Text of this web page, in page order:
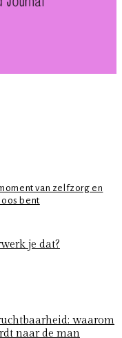
je dat?
waarom
naar de man